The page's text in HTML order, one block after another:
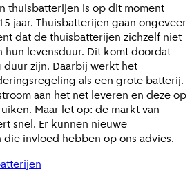
thuisbatterijen is op dit moment
jaar. Thuisbatterijen gaan ongeveer
dat de thuisbatterijen zichzelf niet
levensduur. Dit komt doordat
zijn. Daarbij werkt het
als een grote batterij.
aan het net leveren en deze op
Maar let op: de markt van
snel. Er kunnen nieuwe
invloed hebben op ons advies.